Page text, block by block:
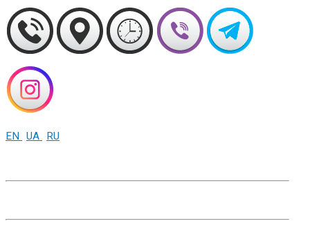
EN UA RU